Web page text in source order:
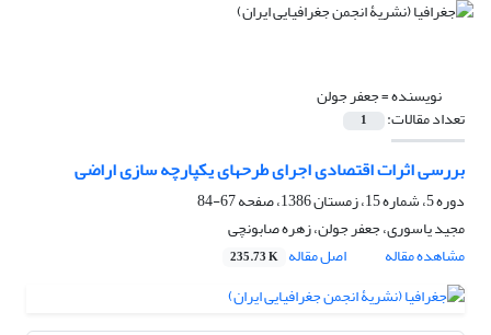
نویسنده =جعفر جولن
تعداد مقالات: 1
بررسی اثرات اقتصادی اجرای طرحهای یکپارچه سازی اراضی
دوره 5، شماره 15، زمستان 1386، صفحه
67-84
مجید یاسوری، جعفر جولن، زهره صابونچی
مشاهده مقاله
اصل مقاله 235.73 K